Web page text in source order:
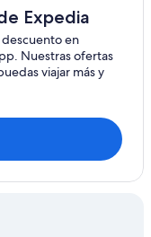
Expedia
descuento en
Nuestras ofertas
viajar más y